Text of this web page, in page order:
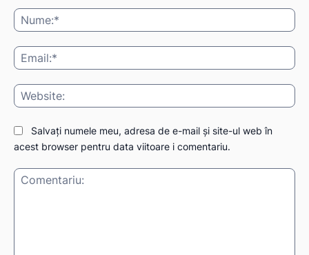
Salvați numele meu, adresa de e-mail și site-ul web în
acest browser pentru data viitoare i comentariu.